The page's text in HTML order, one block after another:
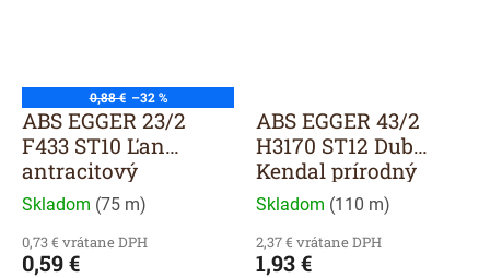
0,88 € –32 %
ABS EGGER 23/2
F433 ST10 Ľan
antracitový
Skladom (75 m)
0,73 € vrátane DPH
0,59 €
ABS EGGER 43/2
H3170 ST12 Dub
Kendal prírodný
Skladom (110 m)
2,37 € vrátane DPH
1,93 €